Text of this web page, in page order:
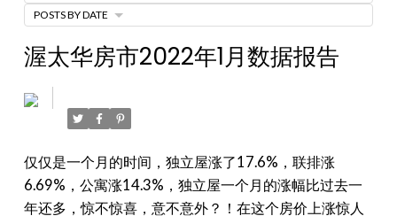
渥太华房市2022年1月数据报告
仅仅是一个月的时间，独立屋涨了17.6%，联排涨
6.69%，公寓涨14.3%，独立屋一个月的涨幅比过去一
年还多，惊不惊喜，意不意外？！在这个房价上涨惊人
POSTS BY DATE